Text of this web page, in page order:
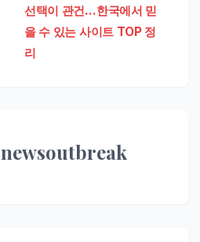
선택이 관건…한국에서 믿
을 수 있는 사이트 TOP 정
리
newsoutbreak